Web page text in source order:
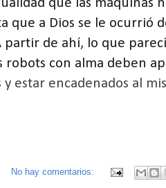
que a Dios se le ocurrió
partir de ahí, lo que
robots con alma deben
y estar encadenados al
No hay comentarios: